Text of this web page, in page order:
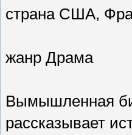
страна США,
жанр Драма
Вымышленная
рассказывает